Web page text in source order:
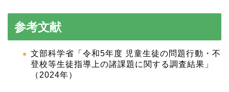
参考文献
文部科学省「令和5年度 児童生徒の問題行動・不
登校等生徒指導上の諸課題に関する調査結果」
（2024年）